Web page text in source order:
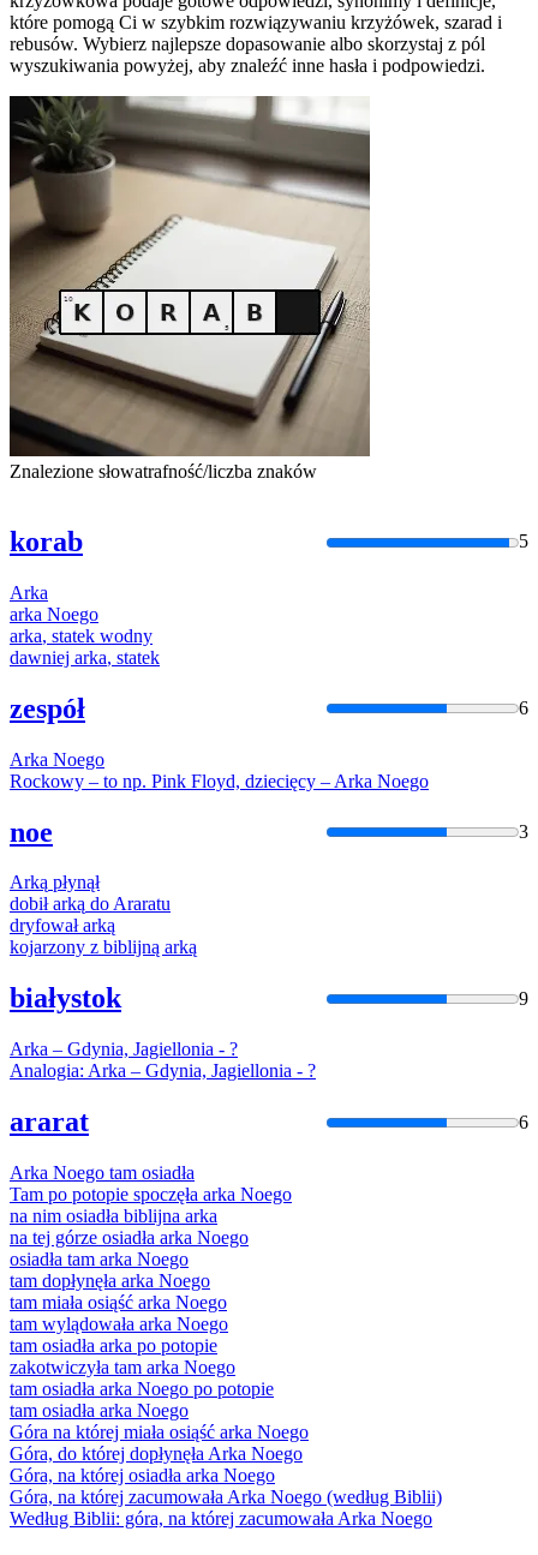
które pomogą Ci w szybkim rozwiązywaniu krzyżówek, szarad i
rebusów. Wybierz najlepsze dopasowanie albo skorzystaj z pól
wyszukiwania powyżej, aby znaleźć inne hasła i podpowiedzi.
Znalezione słowatrafność/liczba znaków
korab 5
Arka
arka Noego
arka, statek wodny
dawniej arka, statek
zespół 6
Arka Noego
Rockowy – to np. Pink Floyd, dziecięcy – Arka Noego
noe 3
Arką płynął
dobiłarką doAraratu
dryfowałarką
kojarzony z biblijną arką
białystok 9
Arka – Gdynia, Jagiellonia - ?
Analogia: Arka – Gdynia, Jagiellonia - ?
ararat 6
Arka Noego tam osiadła
Tam po potopie spoczęła arka Noego
na nim osiadła biblijna arka
na tej górze osiadła arka Noego
osiadła tam arka Noego
tam dopłynęła arka Noego
tam miała osiąść arka Noego
tam wylądowała arka Noego
tam osiadła arka po potopie
zakotwiczyła tam arka Noego
tam osiadła arka Noego po potopie
tam osiadła arka Noego
Góra na której miała osiąść arka Noego
Góra, do której dopłynęła Arka Noego
Góra, na której osiadła arka Noego
Góra, na której zacumowała Arka Noego (według Biblii)
Według Biblii: góra, na której zacumowała Arka Noego